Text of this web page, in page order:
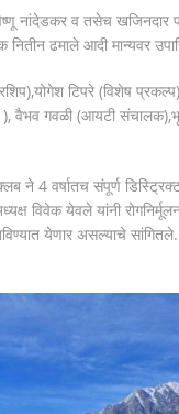
नांदेडकर व तसेच खजिनदार
ढमाले आदी मान्यवर
टिपरे (विशेष
गवळी (आयटी संचालक),भूषण
क्लब ने 4 वर्षातच संपूर्ण
विवेक येवले यांनी
येणार असल्याचे